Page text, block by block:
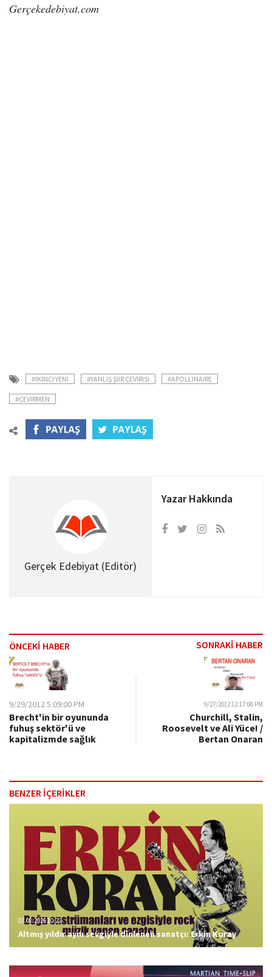
Gerçekedebiyat.com
#IKINCI YENI #YANLIŞ ŞIIR ÇEVIRISI #APOLLINAIRE
#ÇEVIRMEN
Gerçek Edebiyat (Editör)
Yazar Hakkında
ÖNCEKİ HABER SONRAKİ HABER
9/29/2012 5:09:00 PM
Brecht'in bir oyununda
fuhuş sektör'ü ve
kapitalizmde sağlık
9/27/2012 12:17:00 PM
Churchill, Stalin,
Roosevelt ve Ali Yüce! /
Bertan Onaran
BENZER İÇERİKLER
07.08.2026 10:22
Altmış yıldır aynı sevgiyle dinlenen sanatçı: Erkin Koray